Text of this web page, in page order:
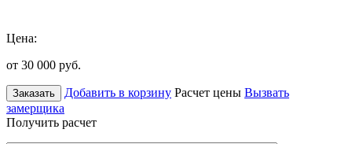
Цена:
от 30 000 руб.
Заказать Добавить в корзину Расчет цены Вызвать
замерщика
Получить расчет